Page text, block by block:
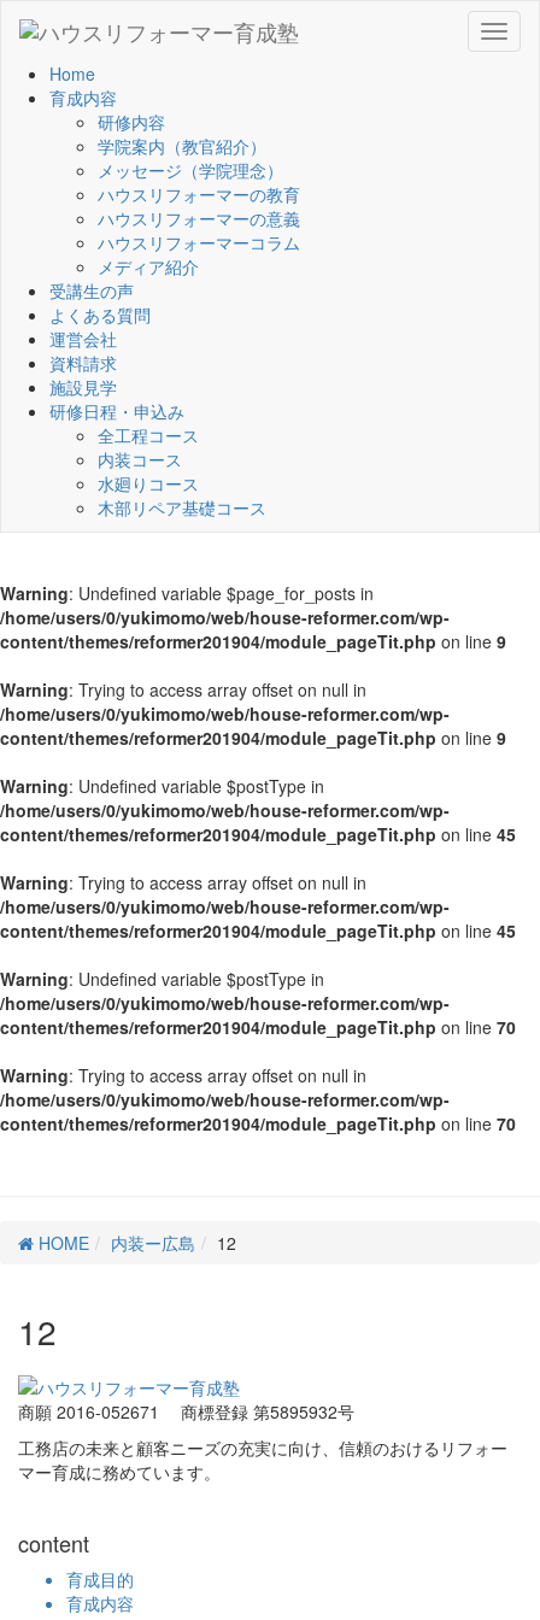
Home
育成内容
研修内容
学院案内（教官紹介）
メッセージ（学院理念）
ハウスリフォーマーの教育
ハウスリフォーマーの意義
ハウスリフォーマーコラム
メディア紹介
受講生の声
よくある質問
運営会社
資料請求
施設見学
研修日程・申込み
全工程コース
内装コース
水廻りコース
木部リペア基礎コース
Warning: Undefined variable $page_for_posts in
/home/users/0/yukimomo/web/house-reformer.com/wp-
content/themes/reformer201904/module_pageTit.php on line 9
Warning: Trying to access array offset on null in
/home/users/0/yukimomo/web/house-reformer.com/wp-
content/themes/reformer201904/module_pageTit.php on line 9
Warning: Undefined variable $postType in
/home/users/0/yukimomo/web/house-reformer.com/wp-
content/themes/reformer201904/module_pageTit.php on line 45
Warning: Trying to access array offset on null in
/home/users/0/yukimomo/web/house-reformer.com/wp-
content/themes/reformer201904/module_pageTit.php on line 45
Warning: Undefined variable $postType in
/home/users/0/yukimomo/web/house-reformer.com/wp-
content/themes/reformer201904/module_pageTit.php on line 70
Warning: Trying to access array offset on null in
/home/users/0/yukimomo/web/house-reformer.com/wp-
content/themes/reformer201904/module_pageTit.php on line 70
HOME 内装ー広島 12
12
商願 2016-052671
商標登録 第5895932号
工務店の未来と顧客ニーズの充実に向け、信頼のおけるリフォー
マー育成に務めています。
content
育成目的
育成内容